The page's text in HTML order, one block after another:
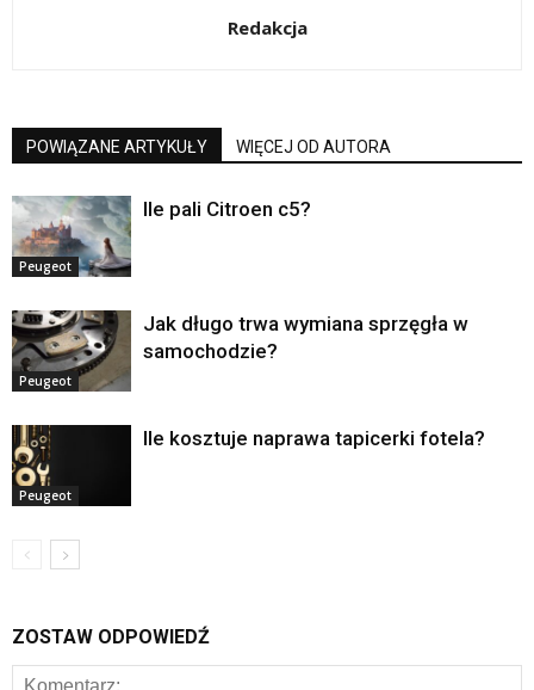
Redakcja
POWIĄZANE ARTYKUŁY WIĘCEJ OD AUTORA
Peugeot
Ile pali Citroen c5?
Peugeot
Jak długo trwa wymiana sprzęgła w
samochodzie?
Peugeot
Ile kosztuje naprawa tapicerki fotela?
ZOSTAW ODPOWIEDŹ